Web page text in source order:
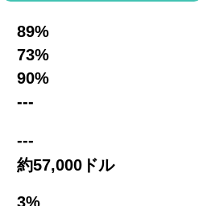
89%
73%
90%
---
---
約57,000ドル
3%